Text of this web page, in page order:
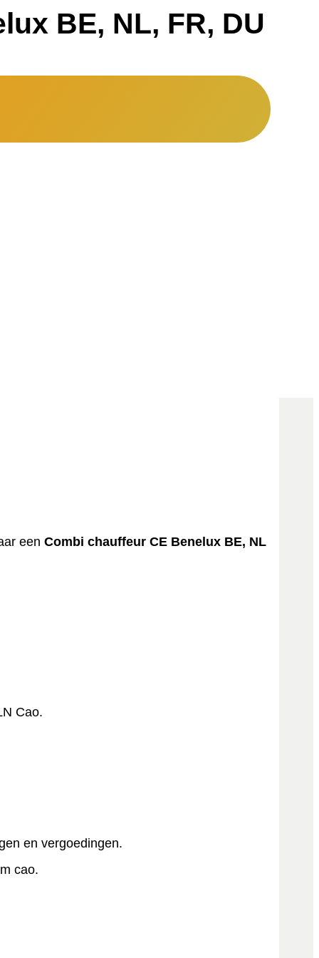
BE, NL, FR, DU
een Combi chauffeur CE Benelux BE, NL
Cao.
en vergoedingen.
cao.